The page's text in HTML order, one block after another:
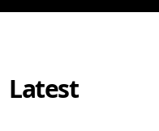
Latest